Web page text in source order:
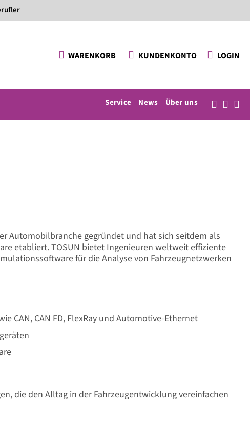
WARENKORB KUNDENKONTO LOGIN
Service News Über uns
Automobilbranche gegründet und hat sich seitdem als
etabliert. TOSUN bietet Ingenieuren weltweit effiziente
für die Analyse von Fahrzeugnetzwerken
CAN, CAN FD, FlexRay und Automotive-Ethernet
die den Alltag in der Fahrzeugentwicklung vereinfachen